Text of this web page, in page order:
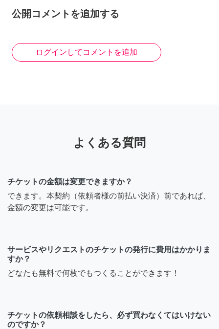
公開コメントを追加する
ログインしてコメントを追加
よくある質問
チケットの金額は変更できますか？
できます。本契約（依頼者様の前払い決済）前であれば、
金額の変更は可能です。
サービスやリクエストのチケットの発行に費用はかかりま
すか？
どなたも無料で何枚でもつくることができます！
チケットの依頼相談をしたら、必ず買わなくてはいけない
のですか？